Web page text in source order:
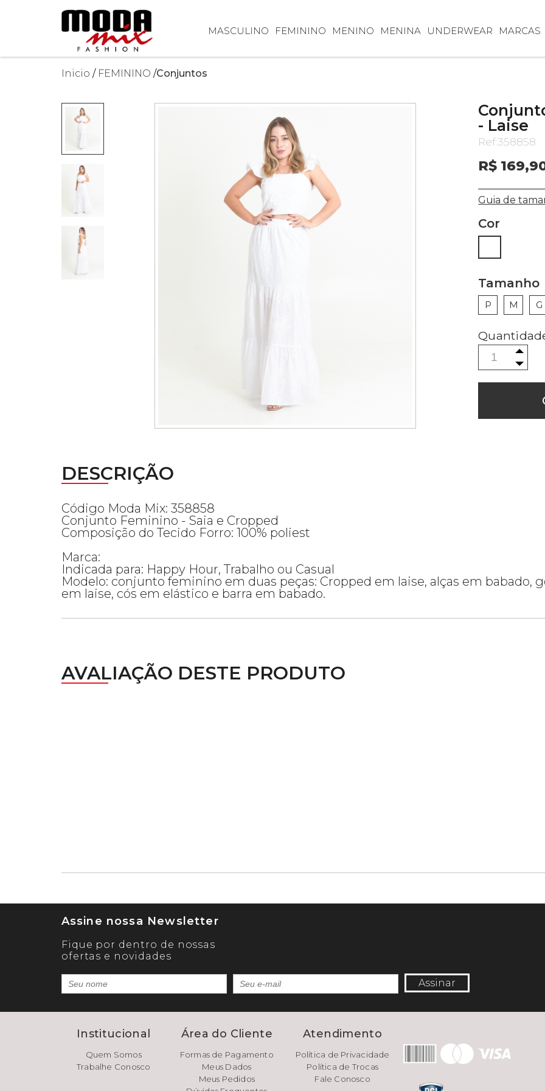
MARCAS
MASCULINO FEMININO MENINO MENINA UNDERWEAR
Inicio FEMININO Conjuntos
- Laise
Ref:358858
R$
Guia de
Cor
Tamanho
P M G
DESCRIÇÃO
Código Moda Mix: 358858
Conjunto Feminino - Saia e Cropped
Composição do Tecido Forro: 100% poliest
Marca:
Indicada para: Happy Hour, Trabalho ou Casual
Modelo: conjunto feminino em duas peças: Cropped em laise, alças em babado,
em laise, cós em elástico e barra em babado.
AVALIAÇÃO DESTE PRODUTO
Assine nossa Newsletter
Fique por dentro de nossas
ofertas e novidades
Assinar
Institucional
Quem Somos
Trabalhe Conosco
Área do Cliente
Formas de Pagamento
Meus Dados
Meus Pedidos
Atendimento
Política de Privacidade
Política de Trocas
Fale Conosco